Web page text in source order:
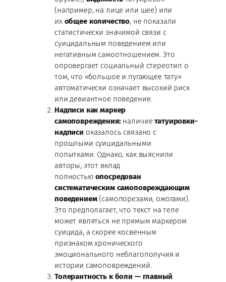
(например, на лице или шее) или
их общее количество, не показали
статистически значимой связи с
суицидальным поведением или
негативным самоотношением. Это
опровергает социальный стереотип о
том, что «большое и пугающее тату»
автоматически означает высокий риск
или девиантное поведение.
Надписи как маркер
самоповреждения:наличиетатуировки-
надписи оказалось связано с
прошлыми суицидальными
попытками. Однако, как выяснили
авторы, этот вклад
полностью опосредован
систематическим самоповреждающим
поведением(самопорезами, ожогами).
Это предполагает, что текст на теле
может являться не прямым маркером
суицида, а скорее косвенным
признаком хронического
эмоционального неблагополучия и
истории самоповреждений.
Толерантность к боли — главный